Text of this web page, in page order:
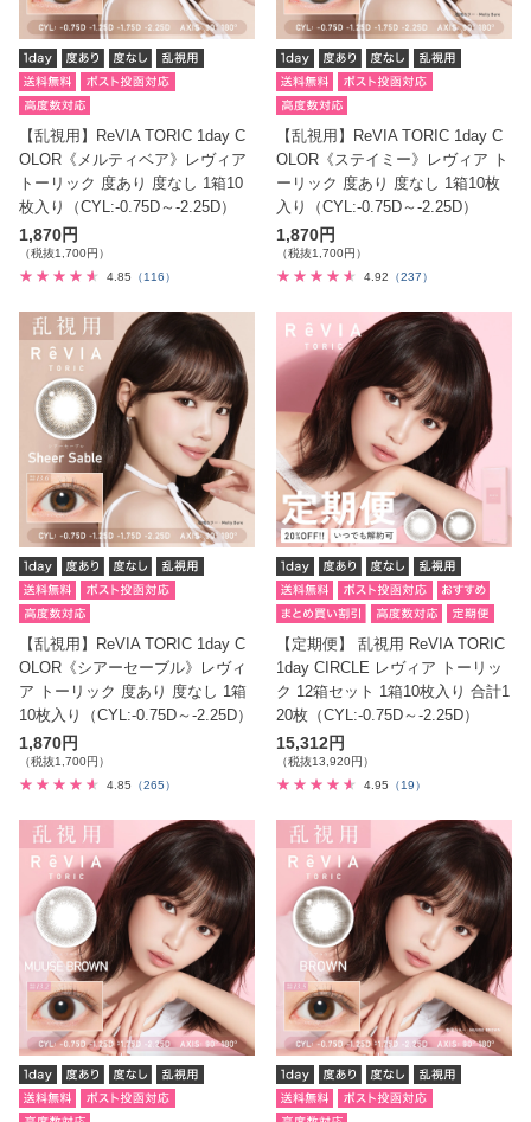
【乱視用】ReVIA TORIC 1day C
OLOR《メルティベア》レヴィア
トーリック 度あり 度なし 1箱10
枚入り（CYL:-0.75D～-2.25D）
1,870円
（税抜1,700円）
4.85 （116）
【乱視用】ReVIA TORIC 1day C
OLOR《ステイミー》レヴィア ト
ーリック 度あり 度なし 1箱10枚
入り（CYL:-0.75D～-2.25D）
1,870円
（税抜1,700円）
4.92
（237）
【乱視用】ReVIA TORIC 1day C
OLOR《シアーセーブル》レヴィ
ア トーリック 度あり 度なし 1箱
10枚入り（CYL:-0.75D～-2.25D）
1,870円
（税抜1,700円）
4.85 （265）
【定期便】 乱視用 ReVIA TORIC
1day CIRCLE レヴィア トーリッ
ク 12箱セット 1箱10枚入り 合計1
20枚（CYL:-0.75D～-2.25D）
15,312円
（税抜13,920円）
4.95
（19）